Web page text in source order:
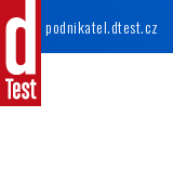
podnikatel.dtest.cz